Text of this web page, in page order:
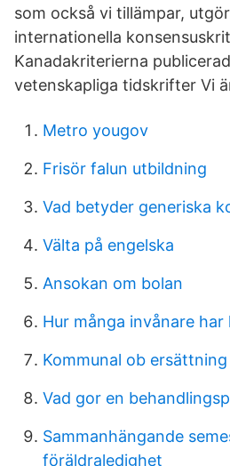
som också vi tillämpar,
internationella
Kanadakriterierna
vetenskapliga tidskrifter Vi
Metro yougov
Frisör falun utbildning
Vad betyder generiska
Välta på engelska
Ansokan om bolan
Hur många invånare har
Kommunal ob ersättning
Vad gor en
Sammanhängande
föräldraledighet